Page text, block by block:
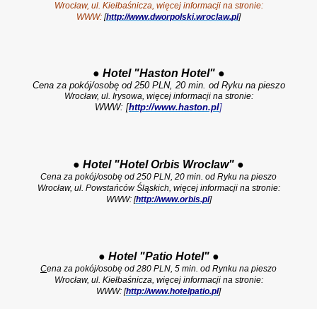
Wrocław, ul. Kiełbaśnicza, więcej informacji na stronie:
WWW: [http://www.dworpolski.wroclaw.pl]
● Hotel "Haston Hotel" ●
Cena za pokój/osobę od 250 PLN, 20 min. od Ryku na pieszo
Wrocław, ul. Irysowa, więcej informacji na stronie:
WWW: [http://www.haston.pl]
● Hotel "Hotel Orbis Wroclaw" ●
Cena za pokój/osobę od 250 PLN, 20 min. od Ryku na pieszo
Wrocław, ul. Powstańców Śląskich, więcej informacji na stronie:
WWW: [http://www.orbis.pl]
● Hotel "Patio Hotel" ●
Cena za pokój/osobę od 280 PLN, 5 min. od Rynku na pieszo
Wrocław, ul. Kiełbaśnicza, więcej informacji na stronie:
WWW: [http://www.hotelpatio.pl]